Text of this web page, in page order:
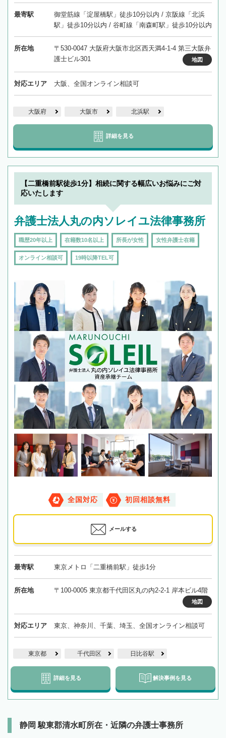
最寄駅
御堂筋線「淀屋橋駅」徒歩10分以内 / 京阪線「北浜
駅」徒歩10分以内 / 谷町線「南森町駅」徒歩10分以内
所在地
〒530-0047 大阪府大阪市北区西天満4-1-4 第三大阪弁
護士ビル301
地図
対応エリア 大阪、全国オンライン相談可
大阪府 大阪市 北浜駅
詳細を見る
【二重橋前駅徒歩1分】相続に関する幅広いお悩みにご対
応いたします
弁護士法人丸の内ソレイユ法律事務所
職歴20年以上 在籍数10名以上 所長が女性 女性弁護士在籍
オンライン相談可 19時以降TEL可
全国対応 初回相談無料
メールする
最寄駅 東京メトロ「二重橋前駅」徒歩1分
所在地 〒100-0005 東京都千代田区丸の内2-2-1 岸本ビル4階
地図
対応エリア 東京、神奈川、千葉、埼玉、全国オンライン相談可
東京都 千代田区 日比谷駅
詳細を見る 解決事例を見る
静岡 駿東郡清水町所在・近隣の弁護士事務所